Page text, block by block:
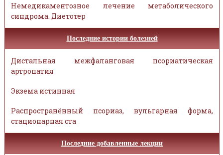
Немедикаментозное лечение метаболического
синдрома. Диетотер
Последние истории болезней
Дистальная межфаланговая псориатическая
артропатия
Экзема истинная
Распространённый псориаз, вульгарная форма,
стационарная ста
Последние добавленные лекции